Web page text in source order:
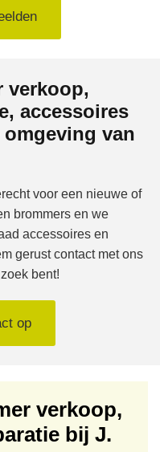
verkoop,
accessoires
van
voor een nieuwe of
brommers en we
accessoires en
gerust contact met ons
bent!
op
verkoop,
bij J.